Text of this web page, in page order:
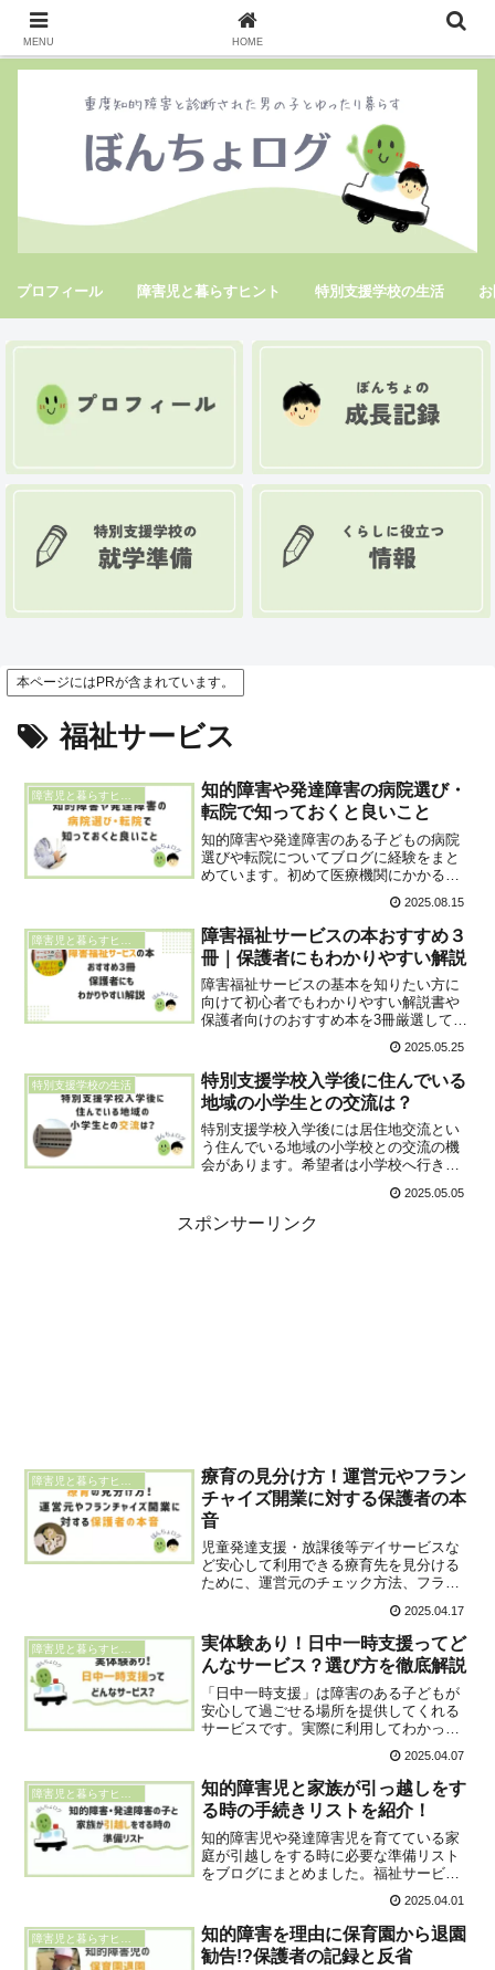
プロフィール 障害児と暮らすヒント 特別支援学校の生活
本ページにはPRが含まれています。
福祉サービス
知的障害や発達障害の病院選び・
転院で知っておくと良いこと
知的障害や発達障害のある子どもの病院
選びや転院についてブログに経験をまと
めています。初めて医療機関にかかる・
実際の転院経験を紹介することで病院選
びや転院のポイントをわかりやすく説明
します。
2025.08.15
障害福祉サービスの本おすすめ３
冊｜保護者にもわかりやすい解説
障害福祉サービスの基本を知りたい方に
向けて初心者でもわかりやすい解説書や
保護者向けのおすすめ本を3冊厳選して紹
介。重度知的障害児を育てるパトまめが
利用手続きのポイントや本選びのコツも
解説し、サービスの理解を深めるお手伝
いをします。
2025.05.25
特別支援学校の生活
特別支援学校入学後に住んでいる
地域の小学生との交流は？
特別支援学校入学後には居住地交流とい
う住んでいる地域の小学校との交流の機
会があります。希望者は小学校へ行きさ
ことができます。居住地交流の流れや居
住地交流に参加する上で知っておくと良
いことを紹介します。
2025.05.05
スポンサーリンク
障害児と暮らすヒント
療育の見分け方！運営元やフラン
チャイズ開業に対する保護者の本
音
児童発達支援・放課後等デイサービスな
ど安心して利用できる療育先を見分ける
ために、運営元のチェック方法、フラン
保護者目線で解説。「安心して預けた
い」「信頼できる療育を選びたい」そん
な保護者に役立つ情報をブログで紹介し
ます。
2025.04.17
実体験あり！日中一時支援ってど
んなサービス？選び方を徹底解説
「日中一時支援」は障害のある子どもが
安心して過ごせる場所を提供してくれる
サービスです。実際に利用してわかった
費用や利用日数は自治体ごとにルールが
あり、家族のレスパイトとして利用でき
ます。
2025.04.07
知的障害児と家族が引っ越しをす
る時の手続きリストを紹介！
知的障害児や発達障害児を育てている家
庭が引越しをする時に必要な準備リスト
をブログにまとめました。福祉サービス
保など、配慮すべきポイントが多数あり
ます。引越しをスムーズに進めるために
知っておくと良いことをまとめます。
2025.04.01
知的障害を理由に保育園から退園
勧告!?保護者の記録と反省
MENU HOME